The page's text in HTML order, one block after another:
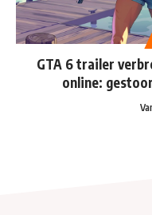
GTA 6 trailer
online: